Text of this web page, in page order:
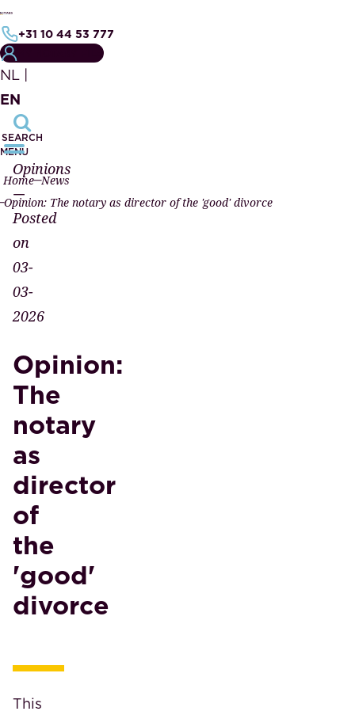
+31 10 44 53 777
NL |
EN
SEARCH
MENU
Home News
Opinion: The notary as director of the 'good' divorce
Opinions
—
Posted
on
03-
03-
2026
Opinion:
The
notary
as
director
of
the
'good'
divorce
This